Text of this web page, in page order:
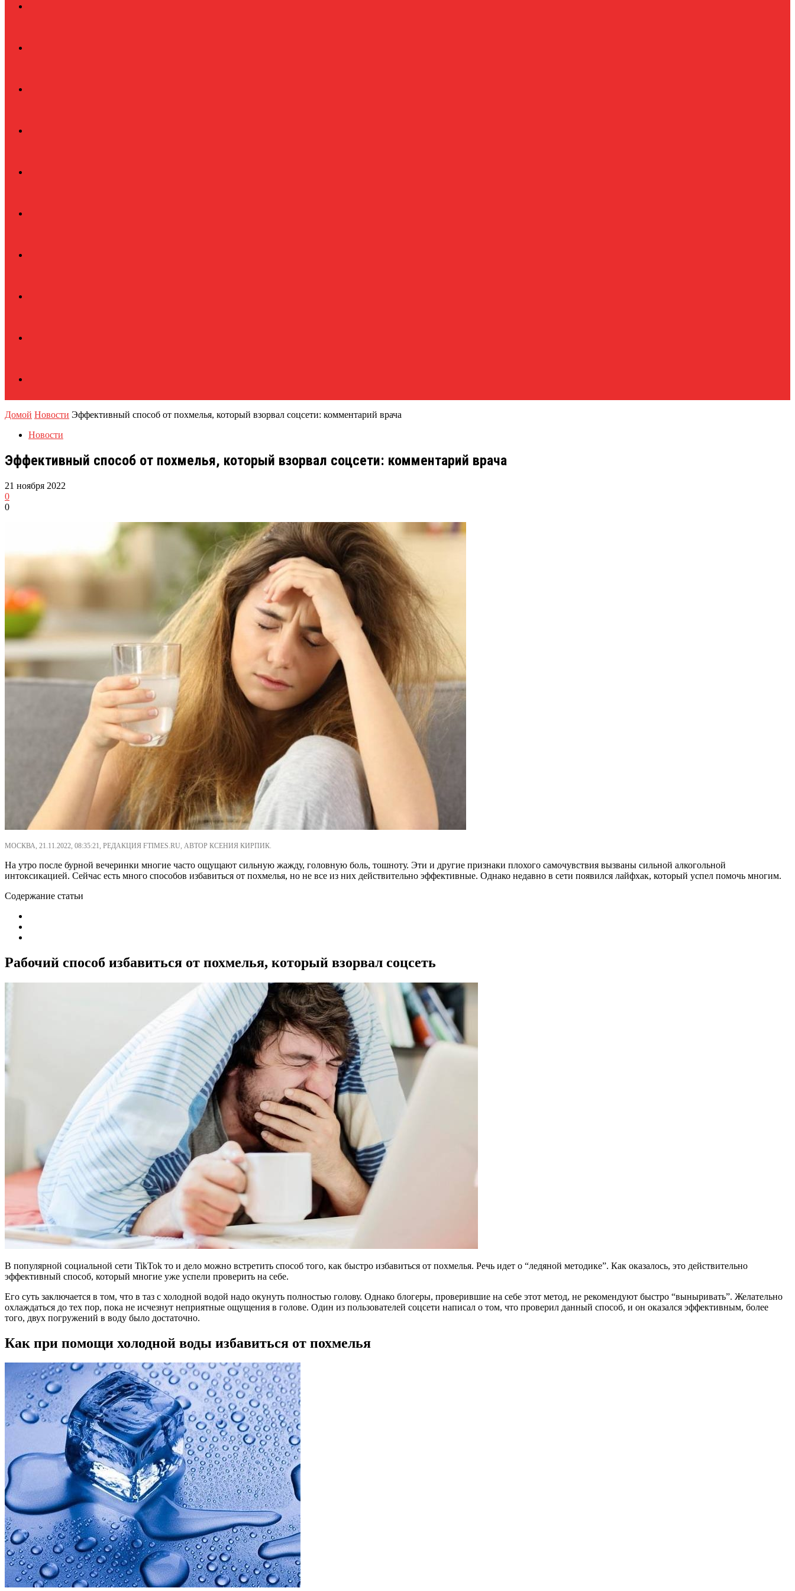
Домой Новости Эффективный способ от похмелья, который взорвал соцсети: комментарий врача
Новости
Эффективный способ от похмелья, который взорвал соцсети: комментарий врача
21 ноября 2022
0
0
МОСКВА, 21.11.2022, 08:35:21, РЕДАКЦИЯ FTIMES.RU, АВТОР КСЕНИЯ КИРПИК.
На утро после бурной вечеринки многие часто ощущают сильную жажду, головную боль, тошноту. Эти и другие признаки плохого самочувствия вызваны сильной алкогольной
интоксикацией. Сейчас есть много способов избавиться от похмелья, но не все из них действительно эффективные. Однако недавно в сети появился лайфхак, который успел помочь многим.
Содержание статьи
Рабочий способ избавиться от похмелья, который взорвал соцсеть
В популярной социальной сети TikTok то и дело можно встретить способ того, как быстро избавиться от похмелья. Речь идет о “ледяной методике”. Как оказалось, это действительно
эффективный способ, который многие уже успели проверить на себе.
Его суть заключается в том, что в таз с холодной водой надо окунуть полностью голову. Однако блогеры, проверившие на себе этот метод, не рекомендуют быстро “выныривать”. Желательно
охлаждаться до тех пор, пока не исчезнут неприятные ощущения в голове. Один из пользователей соцсети написал о том, что проверил данный способ, и он оказался эффективным, более
того, двух погружений в воду было достаточно.
Как при помощи холодной воды избавиться от похмелья